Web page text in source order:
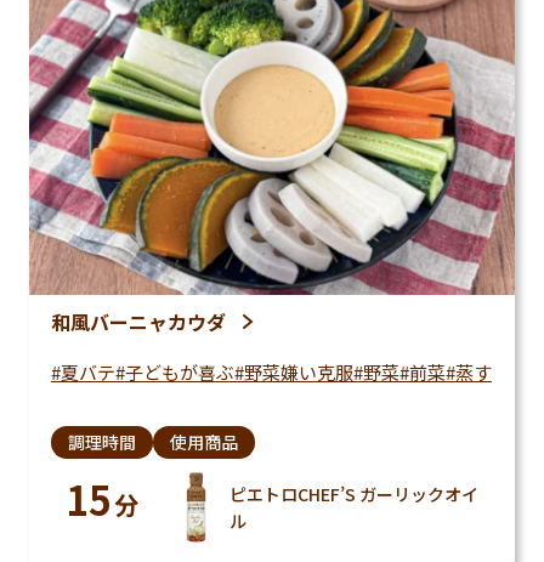
和風バーニャカウダ
夏バテ 子どもが喜ぶ 野菜嫌い克服 野菜 前菜 蒸す
調理時間
15分
使用商品
ピエトロCHEF’S ガーリックオイ
ル